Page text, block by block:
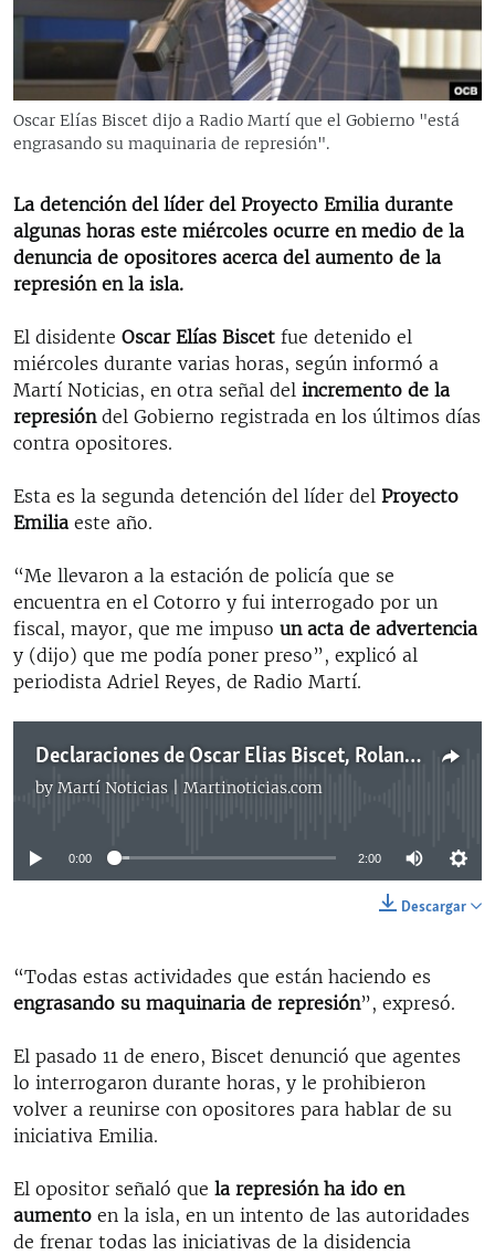
RADIO MARTÍ
ESPECIALES
LA REALIDAD DE LA VIVIENDA EN CUBA
LOS SANTOS DE HIALEAH
DESINFORMACIÓN RUSA EN AMÉRICA LATINA
LA INVASIÓN DE RUSIA A UCRANIA
MULTIMEDIA
EDITORIALES
SÍGUENOS
Oscar Elías Biscet dijo a Radio Martí que el Gobierno "está
engrasando su maquinaria de represión".
La detención del líder del Proyecto Emilia durante
algunas horas este miércoles ocurre en medio de la
denuncia de opositores acerca del aumento de la
represión en la isla.
El disidente Oscar Elías Biscet fue detenido el
miércoles durante varias horas, según informó a
Martí Noticias, en otra señal del incremento de la
represióndel Gobierno registrada en los últimos días
contra opositores.
Esta es la segunda detención del líder del Proyecto
Emilia este año.
“Me llevaron a la estación de policía que se
encuentra en el Cotorro y fui interrogado por un
fiscal, mayor, que me impuso un acta de advertencia
y (dijo) que me podía poner preso”, explicó al
periodista Adriel Reyes, de Radio Martí.
Declaraciones de Oscar Elias Biscet, Rolando Rodriguez Lobaina y Berta Soler
by Martí Noticias | Martinoticias.com
No media source currently available
0:00 2:00
Descargar
“Todas estas actividades que están haciendo es
engrasando su maquinaria de represión”, expresó.
El pasado 11 de enero, Biscet denunció que agentes
lo interrogaron durante horas, y le prohibieron
volver a reunirse con opositores para hablar de su
iniciativa Emilia.
El opositor señaló que la represión ha ido en
aumento en la isla, en un intento de las autoridades
de frenar todas las iniciativas de la disidencia